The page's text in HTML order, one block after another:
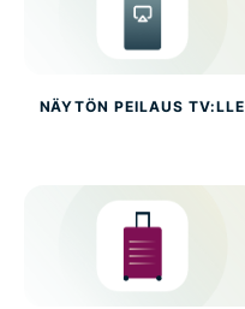
NÄYTÖN PEILAUS TV:LLE